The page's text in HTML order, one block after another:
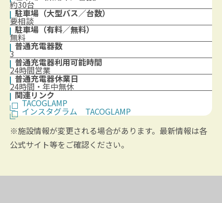
約30台
駐車場（大型バス／台数）
要相談
駐車場（有料／無料）
無料
普通充電器数
3
普通充電器利用可能時間
24時間営業
普通充電器休業日
24時間・年中無休
関連リンク
TACOGLAMP
インスタグラム TACOGLAMP
※施設情報が変更される場合があります。最新情報は各
公式サイト等をご確認ください。